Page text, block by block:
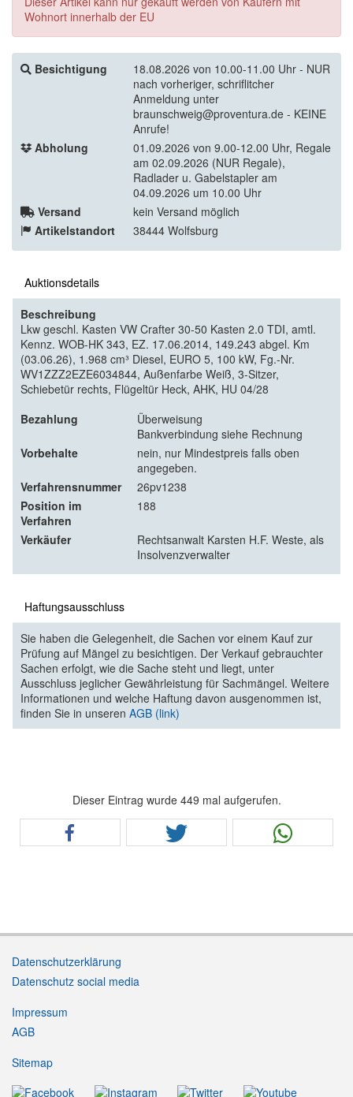
Wohnort innerhalb der EU
Besichtigung
18.08.2026 von 10.00-11.00 Uhr - NUR
nach vorheriger, schriflitcher
Anmeldung unter
braunschweig@proventura.de - KEINE
Anrufe!
Abholung
01.09.2026 von 9.00-12.00 Uhr, Regale
am 02.09.2026 (NUR Regale),
Radlader u. Gabelstapler am
04.09.2026 um 10.00 Uhr
Versand
kein Versand möglich
Artikelstandort
38444 Wolfsburg
Auktionsdetails
Beschreibung
Lkw geschl. Kasten VW Crafter 30-50 Kasten 2.0 TDI, amtl.
Kennz. WOB-HK 343, EZ. 17.06.2014, 149.243 abgel. Km
(03.06.26), 1.968 cm³ Diesel, EURO 5, 100 kW, Fg.-Nr.
WV1ZZZ2EZE6034844, Außenfarbe Weiß, 3-Sitzer,
Schiebetür rechts, Flügeltür Heck, AHK, HU 04/28
Bezahlung
Überweisung
Bankverbindung siehe Rechnung
Vorbehalte
nein, nur Mindestpreis falls oben
angegeben.
Verfahrensnummer
26pv1238
Position im
Verfahren
188
Verkäufer
Rechtsanwalt Karsten H.F. Weste, als
Insolvenzverwalter
Haftungsausschluss
Sie haben die Gelegenheit, die Sachen vor einem Kauf zur
Prüfung auf Mängel zu besichtigen. Der Verkauf gebrauchter
Sachen erfolgt, wie die Sache steht und liegt, unter
Ausschluss jeglicher Gewährleistung für Sachmängel. Weitere
Informationen und welche Haftung davon ausgenommen ist,
finden Sie in unseren AGB (link)
Dieser Eintrag wurde 449 mal aufgerufen.
Datenschutzerklärung
Datenschutz social media
Impressum
AGB
Sitemap